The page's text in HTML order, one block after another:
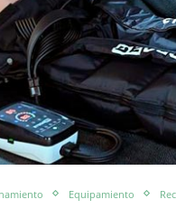
Equipamiento